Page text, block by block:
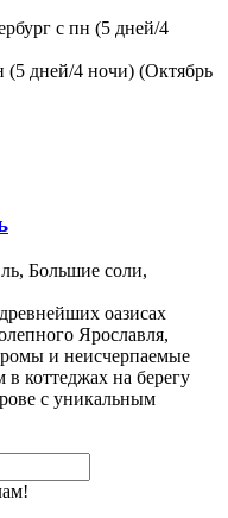
с пн (5 дней/4
(5 дней/4 ночи) (Октябрь
Большие соли,
оазисах
Ярославля,
и неисчерпаемые
коттеджах на берегу
с уникальным